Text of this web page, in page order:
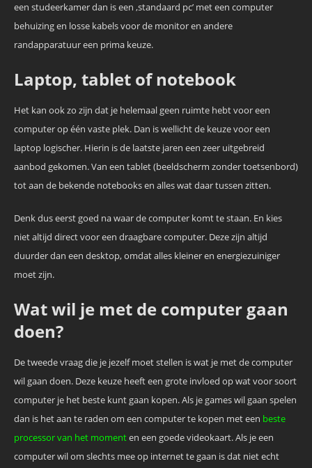
een studeerkamer dan is een ‚standaard pc’ met een computer
behuizing en losse kabels voor de monitor en andere
randapparatuur een prima keuze.
Laptop, tablet of notebook
Het kan ook zo zijn dat je helemaal geen ruimte hebt voor een
computer op één vaste plek. Dan is wellicht de keuze voor een
laptop logischer. Hierin is de laatste jaren een zeer uitgebreid
aanbod gekomen. Van een tablet (beeldscherm zonder toetsenbord)
tot aan de bekende notebooks en alles wat daar tussen zitten.
Denk dus eerst goed na waar de computer komt te staan. En kies
niet altijd direct voor een draagbare computer. Deze zijn altijd
duurder dan een desktop, omdat alles kleiner en energiezuiniger
moet zijn.
Wat wil je met de computer gaan
doen?
De tweede vraag die je jezelf moet stellen is wat je met de computer
wil gaan doen. Deze keuze heeft een grote invloed op wat voor soort
computer je het beste kunt gaan kopen. Als je games wil gaan spelen
dan is het aan te raden om een computer te kopen met een beste
processor van het momenten een goede videokaart. Als je een
computer wil om slechts mee op internet te gaan is dat niet echt